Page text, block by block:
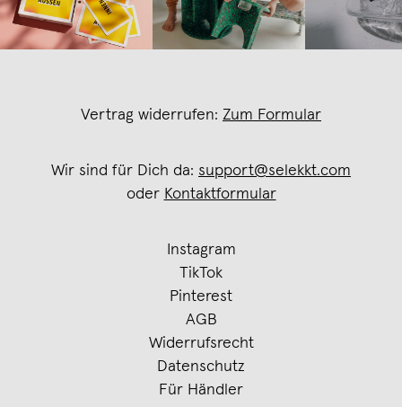
Vertrag widerrufen: Zum Formular
Wir sind für Dich da: support@selekkt.com
oder Kontaktformular
Instagram
TikTok
Pinterest
AGB
Widerrufsrecht
Datenschutz
Für Händler